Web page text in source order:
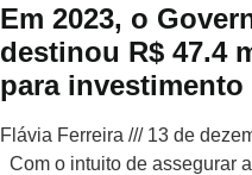
Em 2023, o
destinou R$ 47.4
para investimento
Flávia Ferreira
13 de
Com o intuito de assegurar